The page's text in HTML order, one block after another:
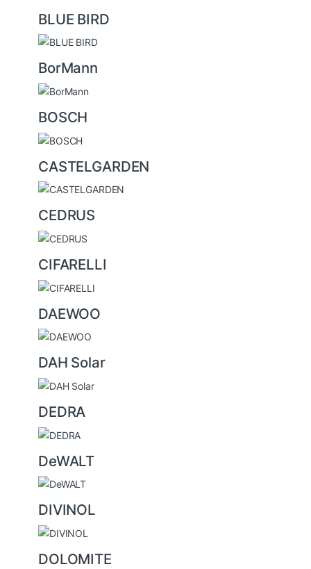
BLUE BIRD
BorMann
BOSCH
CASTELGARDEN
CEDRUS
CIFARELLI
DAEWOO
DAH Solar
DEDRA
DeWALT
DIVINOL
DOLOMITE